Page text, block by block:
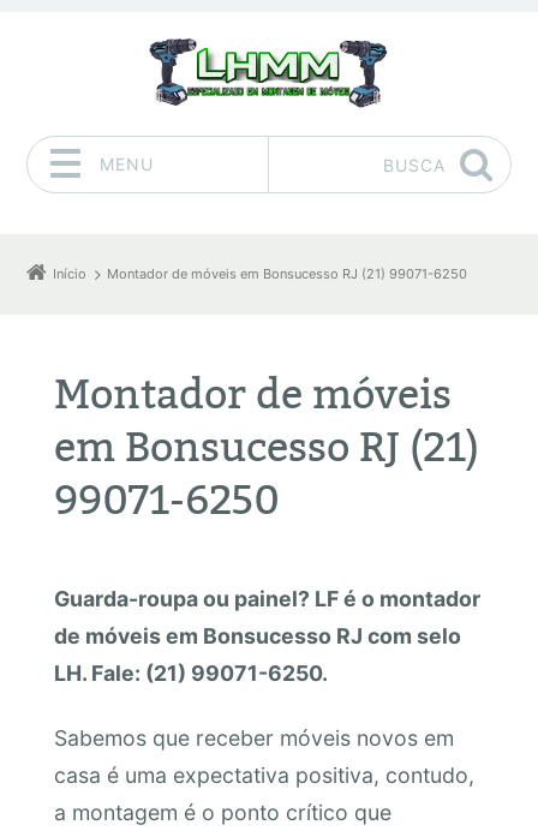
MENU BUSCA
Início Montador de móveis em Bonsucesso RJ (21) 99071-6250
Montador de móveis
em Bonsucesso RJ (21)
99071-6250
Guarda-roupa ou painel? LF é o montador
de móveis em Bonsucesso RJ com selo
LH. Fale: (21) 99071-6250.
Sabemos que receber móveis novos em
casa é uma expectativa positiva, contudo,
a montagem é o ponto crítico que